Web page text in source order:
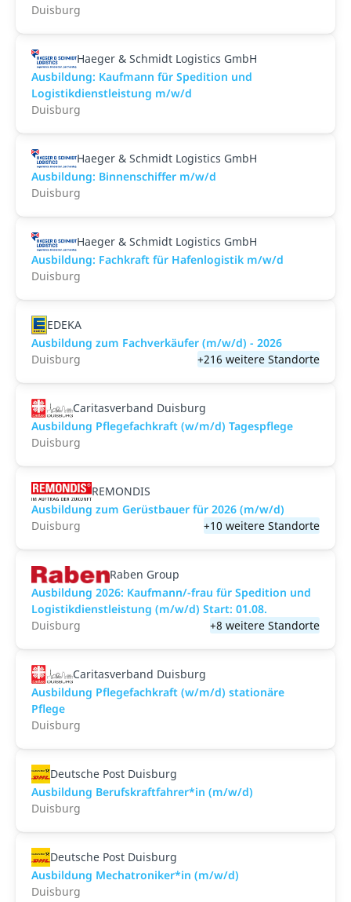
Duisburg
Haeger & Schmidt Logistics GmbH
Ausbildung: Kaufmann für Spedition und
Logistikdienstleistung m/w/d
Duisburg
Haeger & Schmidt Logistics GmbH
Ausbildung: Binnenschiffer m/w/d
Duisburg
Haeger & Schmidt Logistics GmbH
Ausbildung: Fachkraft für Hafenlogistik m/w/d
Duisburg
EDEKA
Ausbildung zum Fachverkäufer (m/w/d) - 2026
Duisburg
+216 weitere Standorte
Caritasverband Duisburg
Ausbildung Pflegefachkraft (w/m/d) Tagespflege
Duisburg
REMONDIS
Ausbildung zum Gerüstbauer für 2026 (m/w/d)
Duisburg
+10 weitere Standorte
Raben Group
Ausbildung 2026: Kaufmann/-frau für Spedition und
Logistikdienstleistung (m/w/d) Start: 01.08.​
Duisburg
+8 weitere Standorte
Caritasverband Duisburg
Ausbildung Pflegefachkraft (w/m/d) stationäre
Pflege
Duisburg
Deutsche Post Duisburg
Ausbildung Berufskraftfahrer*in (m/w/d)
Duisburg
Deutsche Post Duisburg
Ausbildung Mechatroniker*in (m/w/d)
Duisburg